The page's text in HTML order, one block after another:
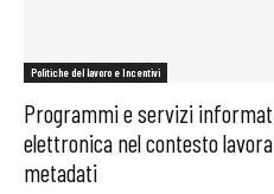
Politiche del lavoro e Incentivi
Programmi e servizi
elettronica nel contesto
metadati